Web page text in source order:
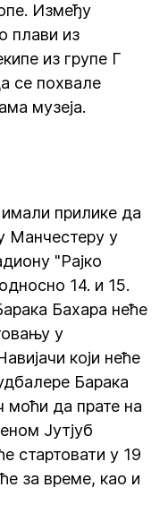
Између
плави из
из групе Г
се похвале
музеја.
прилике да
Манчестеру у
"Рајко
14. и 15.
Бахара неће
у
који неће
Барака
моћи да прате на
Јутјуб
стартовати у 19
за време, као и